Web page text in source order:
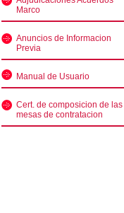
Marco
Anuncios de Informacion
Previa
Manual de Usuario
Cert. de composicion de las
mesas de contratacion